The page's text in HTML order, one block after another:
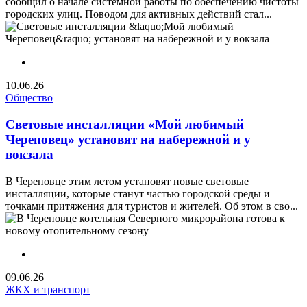
городских улиц. Поводом для активных действий стал...
10.06.26
Общество
Световые инсталляции «Мой любимый
Череповец» установят на набережной и у
вокзала
В Череповце этим летом установят новые световые
инсталляции, которые станут частью городской среды и
точками притяжения для туристов и жителей. Об этом в сво...
09.06.26
ЖКХ и транспорт